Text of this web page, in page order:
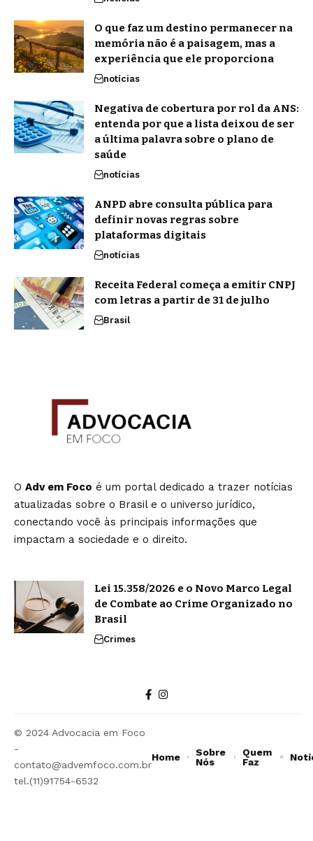
O que faz um destino permanecer na
memória não é a paisagem, mas a
experiência que ele proporciona
notícias
Negativa de cobertura por rol da ANS:
entenda por que a lista deixou de ser
a última palavra sobre o plano de
saúde
notícias
ANPD abre consulta pública para
definir novas regras sobre
plataformas digitais
notícias
Receita Federal começa a emitir CNPJ
com letras a partir de 31 de julho
Brasil
O Adv em Foco é um portal dedicado a trazer notícias
atualizadas sobre o Brasil e o universo jurídico,
conectando você às principais informações que
impactam a sociedade e o direito.
Lei 15.358/2026 e o Novo Marco Legal
de Combate ao Crime Organizado no
Brasil
Crimes
© 2024 Advocacia em Foco
-
contato@advemfoco.com.br
tel.(11)91754-6532
Home
Sobre
Nós
Quem
Faz